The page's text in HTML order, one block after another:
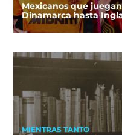
Mexicanos que
Dinamarca hasta
MIENTRAS TANTO